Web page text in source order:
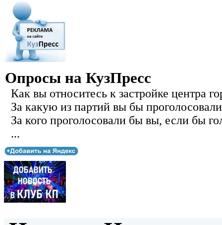
Опросы на КузПресс
Как вы относитесь к застройке центра
За какую из партий вы бы
За кого проголосовали бы вы, если бы
...